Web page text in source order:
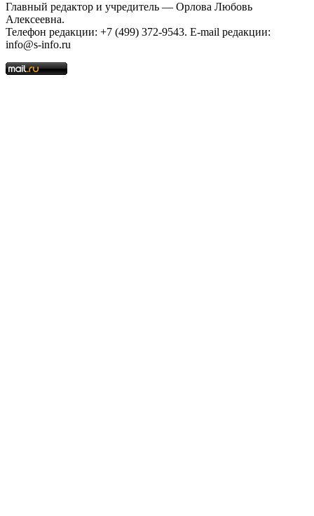
Главный редактор и учредитель — Орлова Любовь
Алексеевна.
Телефон редакции: +7 (499) 372-9543. E-mail редакции:
info@s-info.ru